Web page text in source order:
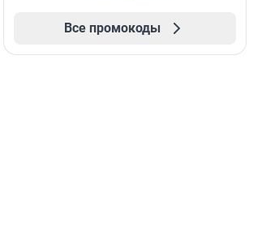
Все промокоды